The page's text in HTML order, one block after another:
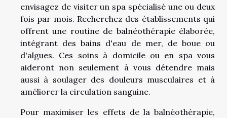
envisagez de visiter un spa spécialisé une ou deux
fois par mois. Recherchez des établissements qui
offrent une routine de balnéothérapie élaborée,
intégrant des bains d'eau de mer, de boue ou
d'algues. Ces soins à domicile ou en spa vous
aideront non seulement à vous détendre mais
aussi à soulager des douleurs musculaires et à
améliorer la circulation sanguine.
Pour maximiser les effets de la balnéothérapie,